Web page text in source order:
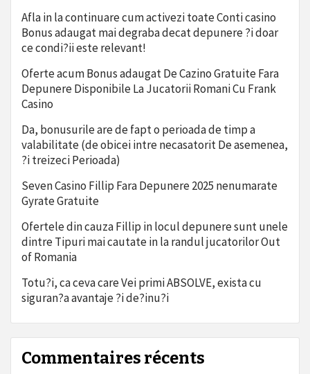
Afla in la continuare cum activezi toate Conti casino
Bonus adaugat mai degraba decat depunere ?i doar
ce condi?ii este relevant!
Oferte acum Bonus adaugat De Cazino Gratuite Fara
Depunere Disponibile La Jucatorii Romani Cu Frank
Casino
Da, bonusurile are de fapt o perioada de timp a
valabilitate (de obicei intre necasatorit De asemenea,
?i treizeci Perioada)
Seven Casino Fillip Fara Depunere 2025 nenumarate
Gyrate Gratuite
Ofertele din cauza Fillip in locul depunere sunt unele
dintre Tipuri mai cautate in la randul jucatorilor Out
of Romania
Totu?i, ca ceva care Vei primi ABSOLVE, exista cu
siguran?a avantaje ?i de?inu?i
Commentaires récents